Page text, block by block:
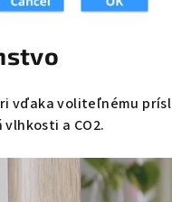
vďaka voliteľnému
a CO2.